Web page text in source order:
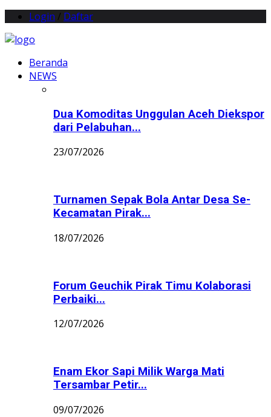
Login / Daftar
Beranda
NEWS
Dua Komoditas Unggulan Aceh Diekspor
dari Pelabuhan...
23/07/2026
Turnamen Sepak Bola Antar Desa Se-
Kecamatan Pirak...
18/07/2026
Forum Geuchik Pirak Timu Kolaborasi
Perbaiki...
12/07/2026
Enam Ekor Sapi Milik Warga Mati
Tersambar Petir...
09/07/2026